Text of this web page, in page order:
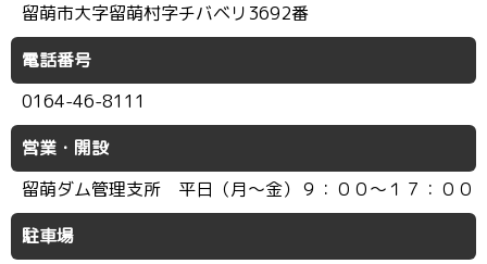
留萌市大字留萌村字チバベリ3692番
電話番号
0164-46-8111
営業・開設
留萌ダム管理支所 平日（月〜金）９：００〜１７：００
駐車場